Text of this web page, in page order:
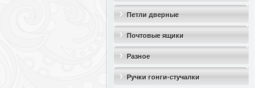
дверные(стопоры)
Петли дверные
Почтовые ящики
Разное
Ручки гонги-стучалки